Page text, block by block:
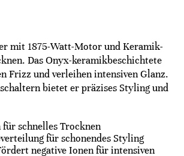
mit 1875-Watt-Motor und Keramik-
Das Onyx-keramikbeschichtete
Frizz und verleihen intensiven Glanz.
bietet er präzises Styling und
schnelles Trocknen
für schonendes Styling
negative Ionen für intensiven